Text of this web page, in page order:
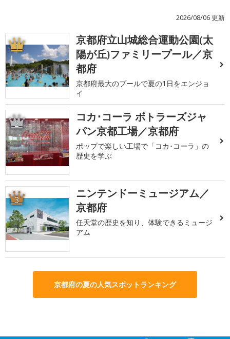
2026/08/06 更新
1
京都府立山城総合運動公園(太
陽が丘)ファミリープール／京
都府
京都府最大のプールで夏の1日をエンジョ
イ
2
コカ･コーラ ボトラーズジャ
パン京都工場／京都府
ポップで楽しい工場で「コカ･コーラ」の
歴史を学ぶ
3
ニンテンドーミュージアム／
京都府
任天堂の歴史を知り、体験できるミュージ
アム
京都府の夏の人気スポットランキング